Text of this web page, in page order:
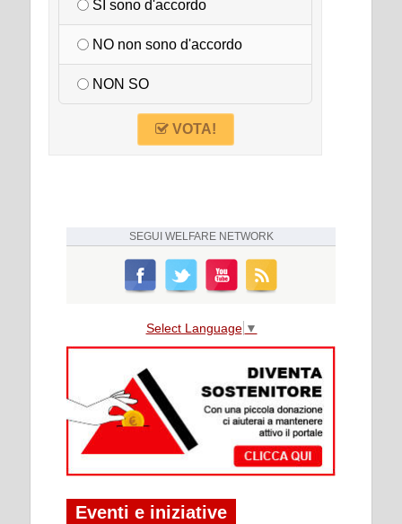
SI sono d'accordo
NO non sono d'accordo
NON SO
VOTA!
SEGUI WELFARE NETWORK
Select Language ▼
Eventi e iniziative